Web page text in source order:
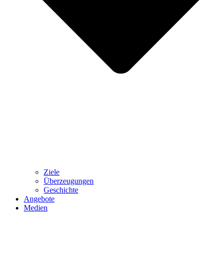
Ziele
Überzeugungen
Geschichte
Angebote
Medien